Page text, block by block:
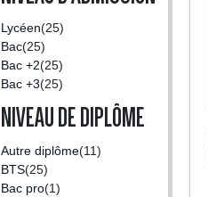
Lycéen(25)
Bac(25)
Bac +2(25)
Bac +3(25)
NIVEAU DE DIPLÔME
Autre diplôme(11)
BTS(25)
Bac pro(1)